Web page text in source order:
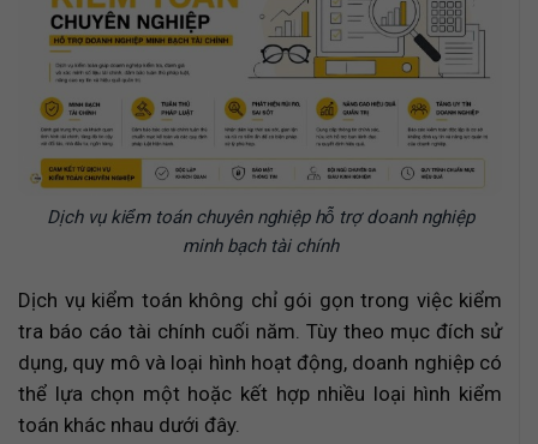
Dịch vụ kiểm toán chuyên nghiệp hỗ trợ doanh nghiệp
minh bạch tài chính
Dịch vụ kiểm toán không chỉ gói gọn trong việc kiểm
tra báo cáo tài chính cuối năm. Tùy theo mục đích sử
dụng, quy mô và loại hình hoạt động, doanh nghiệp có
thể lựa chọn một hoặc kết hợp nhiều loại hình kiểm
toán khác nhau dưới đây.